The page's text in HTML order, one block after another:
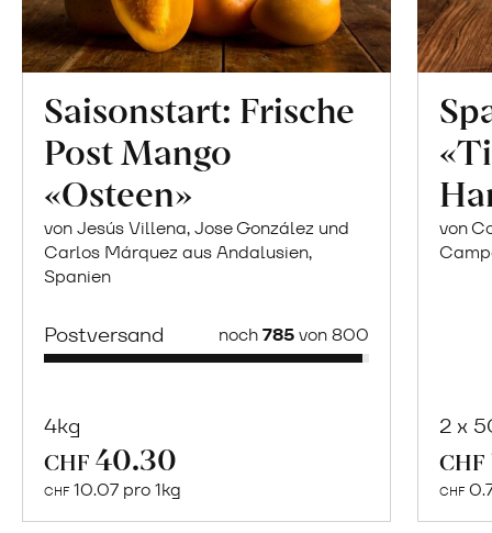
Saisonstart: Frische
Post Mango
«Osteen»
von Jesús Villena, Jose González und
Carlos Márquez aus Andalusien,
Spanien
Postversand noch785von 800
4kg
CHF 40.30
CHF 10.07 pro 1kg
Cooperativa
von
2 x
CHF
CHF